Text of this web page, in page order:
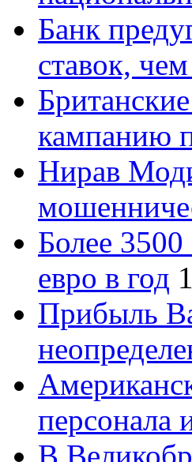
Банк
ставок,
кампанию
Нирав
Более
евро в год
Прибыль
персонала